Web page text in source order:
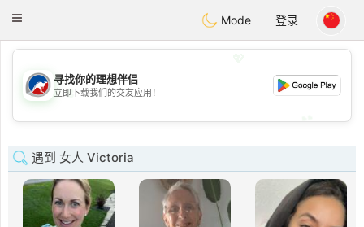
AustraliaChat
Toggle
Mode 登录
💖
💕
寻找你的理想伴侣
立即下载我们的交友应用！
遇到 女人 Victoria